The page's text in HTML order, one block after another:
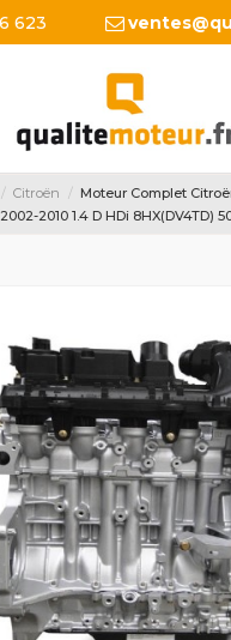
623
Citroën
Moteur Complet
2010 1.4 D HDi 8HX(DV4TD)